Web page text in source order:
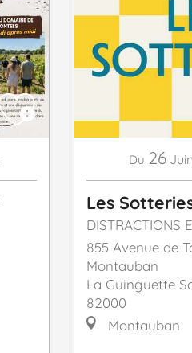
Du 26 Juin
Les
DISTRACTIONS
855 Avenue de
Montauban
La Guinguette
82000
Montauban